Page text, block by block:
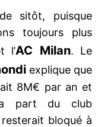
sitôt, puisque
toujours plus
l’AC Milan. Le
explique que
8M€ par an et
part du club
bloqué à